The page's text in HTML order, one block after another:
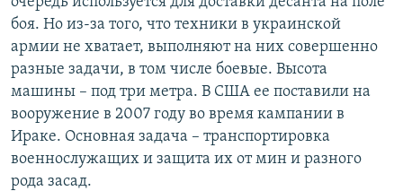
боя. Но из-за того, что техники в украинской
армии не хватает, выполняют на них совершенно
разные задачи, в том числе боевые. Высота
машины – под три метра. В США ее поставили на
вооружение в 2007 году во время кампании в
Ираке. Основная задача – транспортировка
военнослужащих и защита их от мин и разного
рода засад.